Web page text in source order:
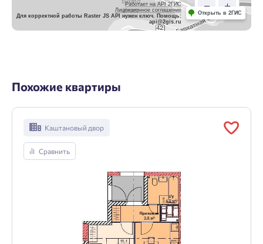
Работает на API 2ГИС
Лицензионное соглашение
Для корректной работы Raster JS API нужен ключ. Помощь:
api@2gis.ru
Открыть в 2ГИС
Похожие квартиры
Каштановый двор
Сравнить